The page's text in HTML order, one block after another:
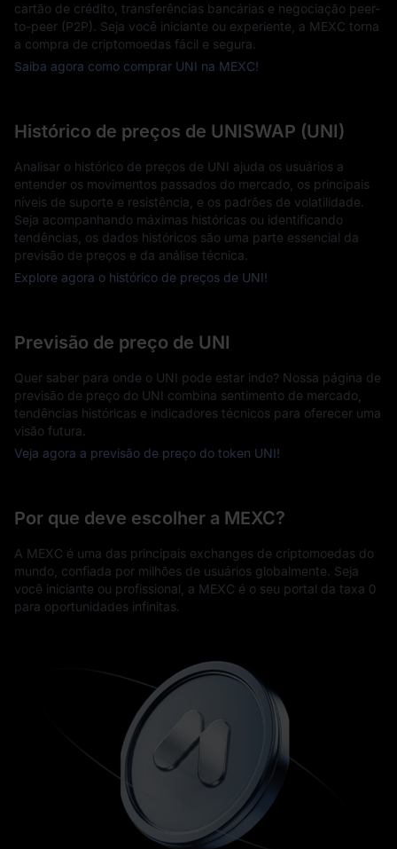
cartão de crédito, transferências bancárias e negociação peer-
to-peer (P2P). Seja você iniciante ou experiente, a MEXC torna
a compra de criptomoedas fácil e segura.
Saiba agora como comprar UNI na MEXC!
Histórico de preços de UNISWAP (UNI)
Analisar o histórico de preços de UNI ajuda os usuários a
entender os movimentos passados do mercado, os principais
níveis de suporte e resistência, e os padrões de volatilidade.
Seja acompanhando máximas históricas ou identificando
tendências, os dados históricos são uma parte essencial da
previsão de preços e da análise técnica.
Explore agora o histórico de preços de UNI!
Previsão de preço de UNI
Quer saber para onde o UNI pode estar indo? Nossa página de
previsão de preço do UNI combina sentimento de mercado,
tendências históricas e indicadores técnicos para oferecer uma
visão futura.
Veja agora a previsão de preço do token UNI!
Por que deve escolher a MEXC?
A MEXC é uma das principais exchanges de criptomoedas do
mundo, confiada por milhões de usuários globalmente. Seja
você iniciante ou profissional, a MEXC é o seu portal da taxa 0
para oportunidades infinitas.